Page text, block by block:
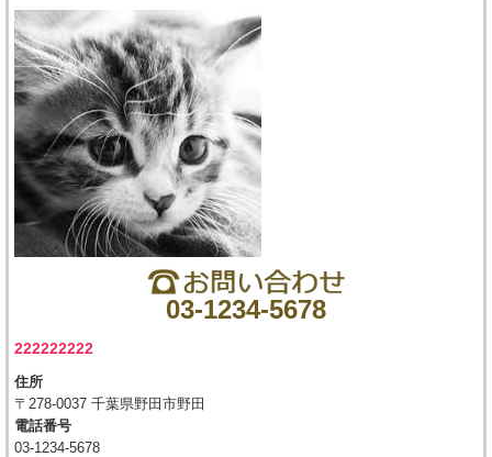
03-1234-5678
222222222
住所
〒278-0037 千葉県野田市野田
電話番号
03-1234-5678